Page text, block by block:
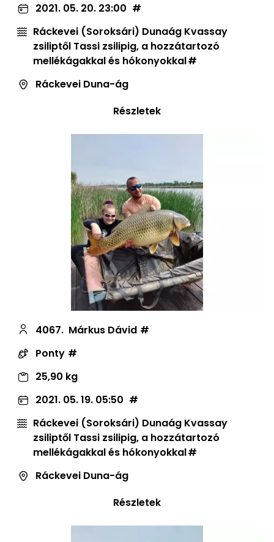
2021. 05. 20. 23:00
Ráckevei (Soroksári) Dunaág Kvassay
zsiliptől Tassi zsilipig, a hozzátartozó
mellékágakkal és hókonyokkal
Ráckevei Duna-ág
Részletek
4067. Márkus Dávid
Ponty
25,90 kg
2021. 05. 19. 05:50
Ráckevei (Soroksári) Dunaág Kvassay
zsiliptől Tassi zsilipig, a hozzátartozó
mellékágakkal és hókonyokkal
Ráckevei Duna-ág
Részletek